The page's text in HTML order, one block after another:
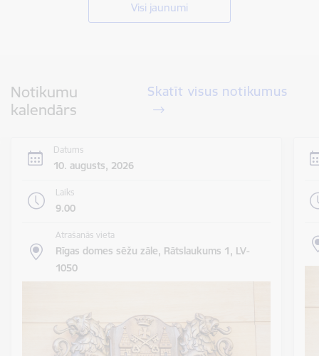
Visi jaunumi
Notikumu
kalendārs
Skatīt visus notikumus
Datums
10. augusts, 2026
Laiks
9.00
Atrašanās vieta
Rīgas domes sēžu zāle, Rātslaukums 1, LV-
1050